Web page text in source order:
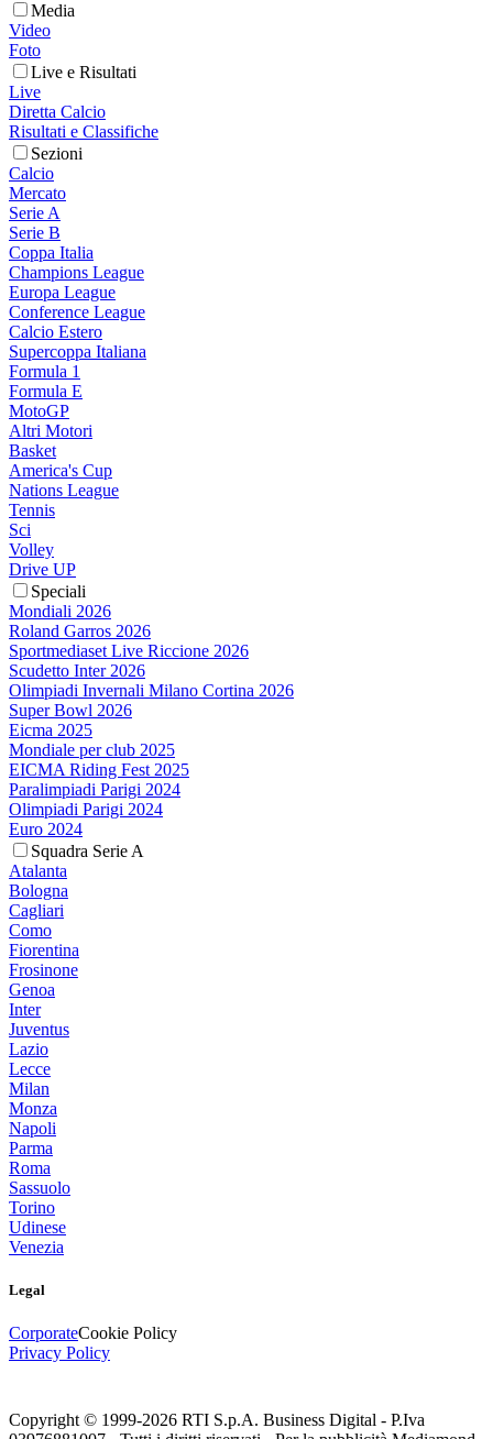
Media
Video
Foto
Live e Risultati
Live
Diretta Calcio
Risultati e Classifiche
Sezioni
Calcio
Mercato
Serie A
Serie B
Coppa Italia
Champions League
Europa League
Conference League
Calcio Estero
Supercoppa Italiana
Formula 1
Formula E
MotoGP
Altri Motori
Basket
America's Cup
Nations League
Tennis
Sci
Volley
Drive UP
Speciali
Mondiali 2026
Roland Garros 2026
Sportmediaset Live Riccione 2026
Scudetto Inter 2026
Olimpiadi Invernali Milano Cortina 2026
Super Bowl 2026
Eicma 2025
Mondiale per club 2025
EICMA Riding Fest 2025
Paralimpiadi Parigi 2024
Olimpiadi Parigi 2024
Euro 2024
Squadra Serie A
Atalanta
Bologna
Cagliari
Como
Fiorentina
Frosinone
Genoa
Inter
Juventus
Lazio
Lecce
Milan
Monza
Napoli
Parma
Roma
Sassuolo
Torino
Udinese
Venezia
Legal
CorporateCookie Policy
Privacy Policy
Copyright © 1999-2026 RTI S.p.A. Business Digital - P.Iva